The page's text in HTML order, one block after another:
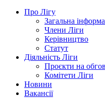
Про Лігу
Загальна
Члени Ліги
Керівництво
Статут
Діяльність Ліги
Проєкти на
Комітети Ліги
Новини
Вакансії